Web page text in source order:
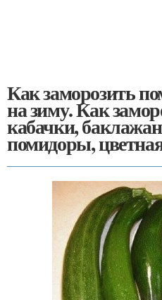
Как заморозить
на зиму. Как
кабачки,
помидоры,